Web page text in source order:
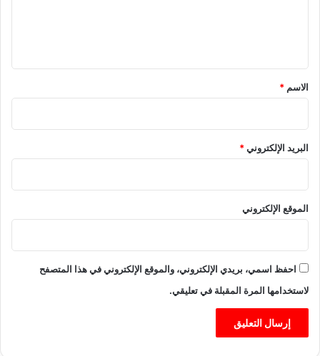
*
الاسم *
البريد الإلكتروني*
الموقع الإلكتروني
احفظ اسمي، بريدي الإلكتروني، والموقع الإلكتروني في هذا المتصفح
لاستخدامها المرة المقبلة في تعليقي.